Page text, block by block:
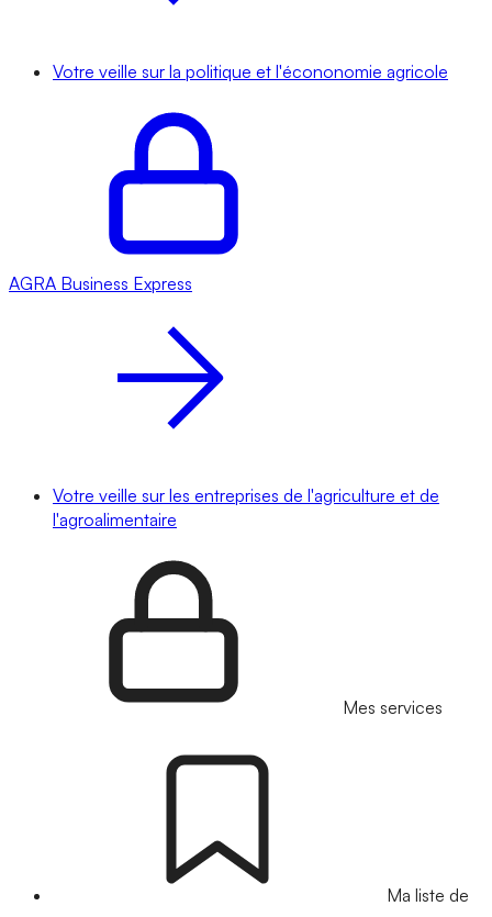
Votre veille sur la politique et l'écononomie agricole
AGRA Business Express
Votre veille sur les entreprises de l'agriculture et de
l'agroalimentaire
Mes services
Ma liste de